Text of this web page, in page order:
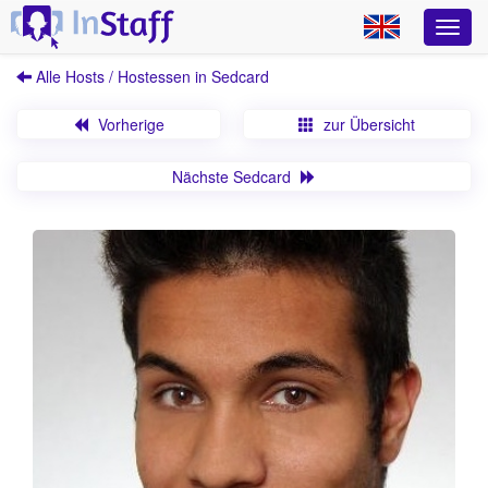
Alle Hosts / Hostessen in Sedcard
Vorherige zur Übersicht
Nächste Sedcard